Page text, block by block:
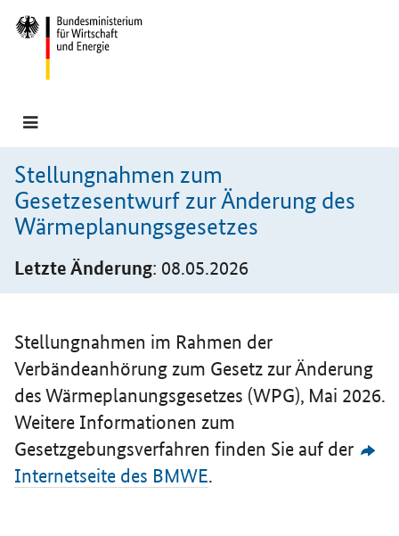
Navigation
Hauptmenü
Stellungnahmen zum
Gesetzesentwurf zur Änderung des
Wärmeplanungsgesetzes
Letzte Änderung: 08.05.2026
Einleitung
Stellungnahmen im Rahmen der
Verbändeanhörung zum Gesetz zur Änderung
des Wärmeplanungsgesetzes (WPG), Mai 2026.
Weitere Informationen zum
Gesetzgebungsverfahren finden Sie auf der
Internetseite des BMWE.